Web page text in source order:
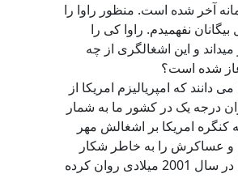
آخر شده است. منظور راوا را
بیگانان نفهمیدم. راوا کی را
و این اشغالگری از چه
شده است؟
دانند که امپریالیزم امریکا از
درجه یک در کشور ما به شمار
کنگره امریکا بر اشغالش مهر
و عساکرش را به خاطر شکار
مردم ما در سال 2001 میلادی روان کرده